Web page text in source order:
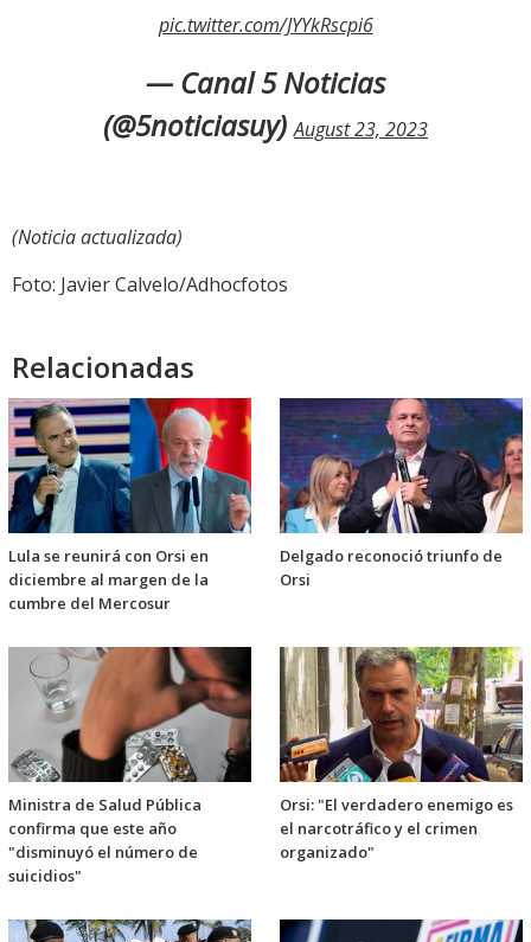
pic.twitter.com/JYYkRscpi6
— Canal 5 Noticias
(@5noticiasuy)August 23, 2023
(Noticia actualizada)
Foto: Javier Calvelo/Adhocfotos
Relacionadas
Lula se reunirá con Orsi en
diciembre al margen de la
cumbre del Mercosur
Delgado reconoció triunfo de
Orsi
Ministra de Salud Pública
confirma que este año
"disminuyó el número de
suicidios"
Orsi: "El verdadero enemigo es
el narcotráfico y el crimen
organizado"